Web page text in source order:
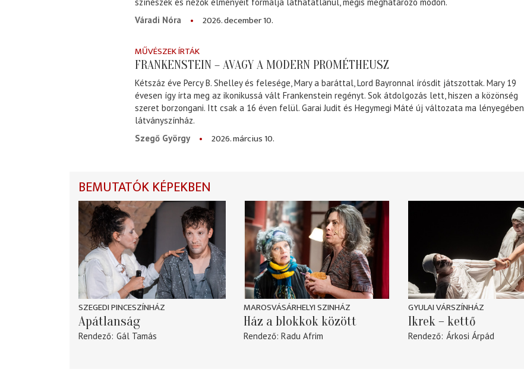
színészek és nézők élményeit formálja láthatatlanul, mégis meghatározó módon.
Váradi Nóra
2026. december 10.
MŰVÉSZEK ÍRTÁK
FRANKENSTEIN – AVAGY A MODERN PROMÉTHEUSZ
Kétszáz éve Percy B. Shelley és felesége, Mary a baráttal, Lord Bayronnal írósdit játszottak. Mary 19
évesen így írta meg az ikonikussá vált Frankenstein regényt. Sok átdolgozás lett, hiszen a közönség
szeret borzongani. Itt csak a 16 éven felül. Garai Judit és Hegymegi Máté új változata ma lényegében
látványszínház.
Szegő György
2026. március 10.
BEMUTATÓK KÉPEKBEN
SZEGEDI PINCESZÍNHÁZ
Apátlanság
Rendező Gál Tamás
MAROSVÁSÁRHELYI SZINHÁZ
Ház a blokkok között
Rendező Radu Afrim
GYULAI VÁRSZÍNHÁZ
Ikrek – kettő
Rendező Árkosi Árpád